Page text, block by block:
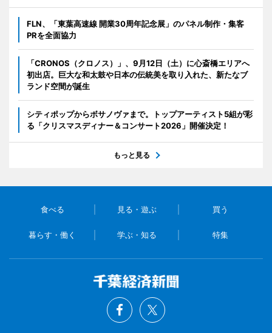
FLN、「東葉高速線 開業30周年記念展」のパネル制作・集客
PRを全面協力
「CRONOS（クロノス）」、9月12日（土）に心斎橋エリアへ
初出店。巨大な和太鼓や日本の伝統美を取り入れた、新たなブ
ランド空間が誕生
シティポップからボサノヴァまで。トップアーティスト5組が彩
る「クリスマスディナー＆コンサート2026」開催決定！
もっと見る
食べる 見る・遊ぶ 買う
暮らす・働く 学ぶ・知る 特集